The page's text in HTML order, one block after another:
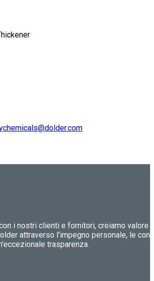
i nostri clienti e fornitori, creiamo valore
attraverso l'impegno personale, le
trasparenza.